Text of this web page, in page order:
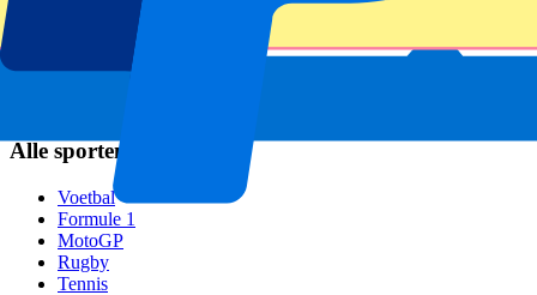
GP Nederland
Alle sporten
Voetbal
Formule 1
MotoGP
Rugby
Tennis